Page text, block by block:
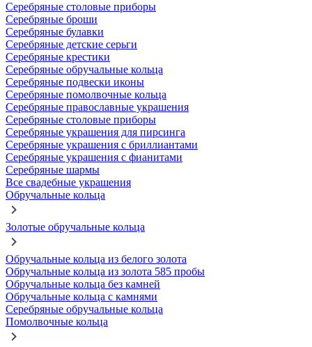
Серебряные столовые приборы
Серебряные броши
Серебряные булавки
Серебряные детские серьги
Серебряные крестики
Серебряные обручальные кольца
Серебряные подвески иконы
Серебряные помолвочные кольца
Серебряные православные украшения
Серебряные столовые приборы
Серебряные украшения для пирсинга
Серебряные украшения с бриллиантами
Серебряные украшения с фианитами
Серебряные шармы
Все свадебные украшения
Обручальные кольца
Золотые обручальные кольца
Обручальные кольца из белого золота
Обручальные кольца из золота 585 пробы
Обручальные кольца без камней
Обручальные кольца с камнями
Серебряные обручальные кольца
Помолвочные кольца